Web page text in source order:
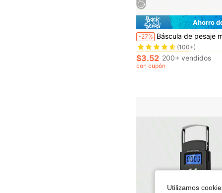
Ahorro
-27% Báscula de pesaje mini, báscula de joyería de alta precisión, báscula de cocina, báscula
#3 Más vendidos
(100+)
#3 Más vendidos
(100+)
#3 Más vendidos
(100+)
#3 Más vendidos
$3.52 200+ vendidos
con cupón
Utilizamos